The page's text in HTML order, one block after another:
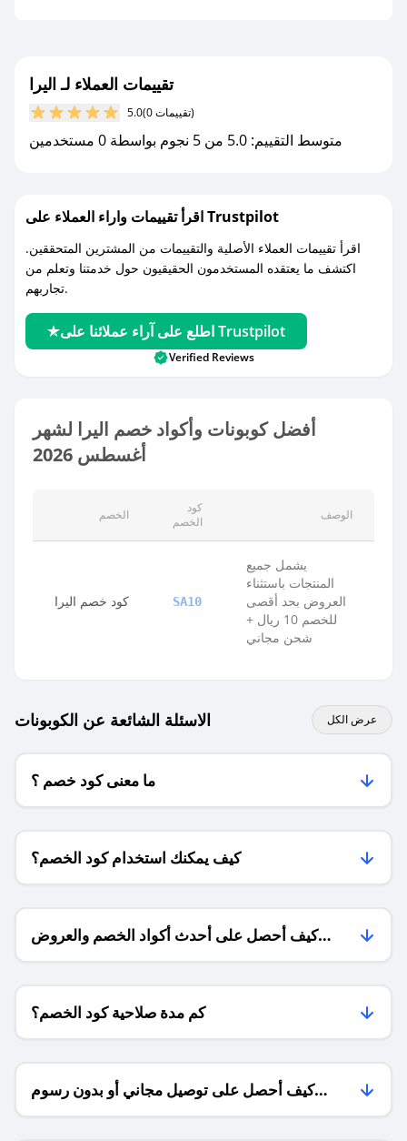
تقييمات العملاء لـ اليرا
5.0 (0 تقييمات)
متوسط التقييم: 5.0 من 5 نجوم بواسطة 0 مستخدمين
اقرأ تقييمات واراء العملاء على Trustpilot
اقرأ تقييمات العملاء الأصلية والتقييمات من المشترين المتحققين.
اكتشف ما يعتقده المستخدمون الحقيقيون حول خدمتنا وتعلم من
تجاربهم.
اطلع على آراء عملائنا على Trustpilot
Verified Reviews
أفضل كوبونات وأكواد خصم اليرا لشهر
أغسطس 2026
الخصم
كود
الخصم
الوصف
كود خصم اليرا SA10
يشمل جميع
المنتجات باستثناء
العروض بحد أقصى
للخصم 10 ريال +
شحن مجاني
الاسئلة الشائعة عن الكوبونات عرض الكل
ما معنى كود خصم ؟
كيف يمكنك استخدام كود الخصم؟
كيف أحصل على أحدث أكواد الخصم والعروض
للمتاجر؟
كم مدة صلاحية كود الخصم؟
كيف أحصل على توصيل مجاني أو بدون رسوم
الشحن ؟